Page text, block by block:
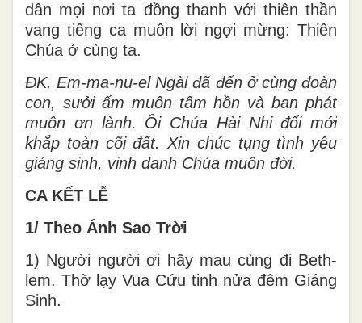
dân mọi nơi ta đồng thanh với thiên thần
vang tiếng ca muôn lời ngợi mừng: Thiên
Chúa ở cùng ta.
ĐK. Em-ma-nu-el Ngài đã đến ở cùng đoàn
con, sưởi ấm muôn tâm hồn và ban phát
muôn ơn lành. Ôi Chúa Hài Nhi đổi mới
khắp toàn cõi đất. Xin chúc tụng tình yêu
giáng sinh, vinh danh Chúa muôn đời.
CA KẾT LỄ
1/ Theo Ánh Sao Trời
1) Người người ơi hãy mau cùng đi Beth-
lem. Thờ lạy Vua Cứu tinh nửa đêm Giáng
Sinh.